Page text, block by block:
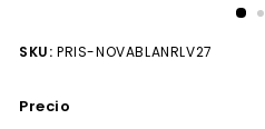
SKU: PRIS-NOVABLANRLV27
Precio